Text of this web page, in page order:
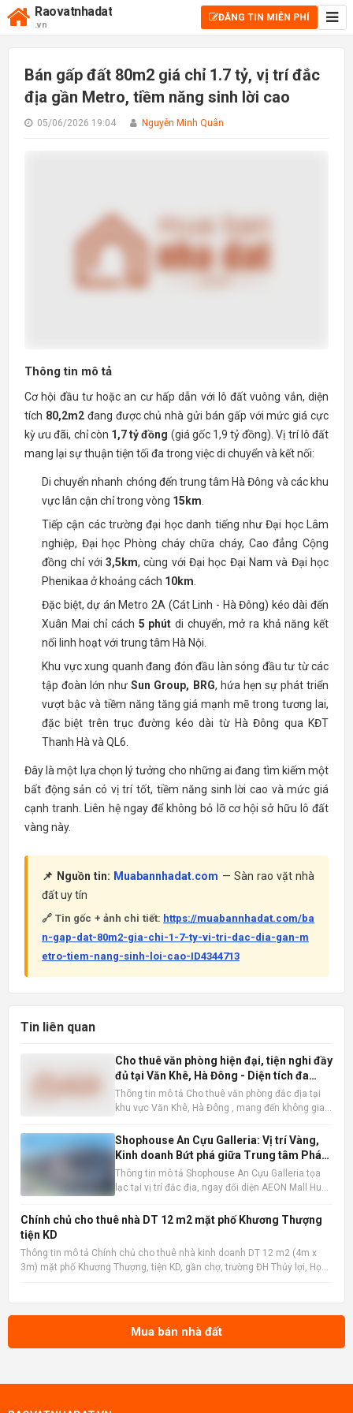
Raovatnhadat
.vn
ĐĂNG TIN MIỄN PHÍ
Bán gấp đất 80m2 giá chỉ 1.7 tỷ, vị trí đắc
địa gần Metro, tiềm năng sinh lời cao
05/06/2026 19:04 Nguyễn Minh Quân
Thông tin mô tả
Cơ hội đầu tư hoặc an cư hấp dẫn với lô đất vuông vắn, diện
tích 80,2m2đang được chủ nhà gửi bán gấp với mức giá cực
kỳ ưu đãi, chỉ còn 1,7 tỷ đồng (giá gốc 1,9 tỷ đồng). Vị trí lô đất
mang lại sự thuận tiện tối đa trong việc di chuyển và kết nối:
Di chuyển nhanh chóng đến trung tâm Hà Đông và các khu
vực lân cận chỉ trong vòng 15km
Tiếp cận các trường đại học danh tiếng như Đại học Lâm
nghiệp, Đại học Phòng cháy chữa cháy, Cao đẳng Cộng
đồng chỉ với 3,5km, cùng với Đại học Đại Nam và Đại học
Phenikaa ở khoảng cách 10km
Đặc biệt, dự án Metro 2A (Cát Linh - Hà Đông) kéo dài đến
Xuân Mai chỉ cách 5 phút di chuyển, mở ra khả năng kết
nối linh hoạt với trung tâm Hà Nội.
Khu vực xung quanh đang đón đầu làn sóng đầu tư từ các
tập đoàn lớn nhưSun Group, BRG, hứa hẹn sự phát triển
vượt bậc và tiềm năng tăng giá mạnh mẽ trong tương lai,
đặc biệt trên trục đường kéo dài từ Hà Đông qua KĐT
Thanh Hà và QL6.
Đây là một lựa chọn lý tưởng cho những ai đang tìm kiếm một
bất động sản có vị trí tốt, tiềm năng sinh lời cao và mức giá
cạnh tranh. Liên hệ ngay để không bỏ lỡ cơ hội sở hữu lô đất
vàng này.
📌 Nguồn tin: Muabannhadat.com — Sàn rao vặt nhà
đất uy tín
🔗 Tin gốc + ảnh chi tiết: https://muabannhadat.com/ba
n-gap-dat-80m2-gia-chi-1-7-ty-vi-tri-dac-dia-gan-m
etro-tiem-nang-sinh-loi-cao-ID4344713
Tin liên quan
Cho thuê văn phòng hiện đại, tiện nghi đầy
đủ tại Văn Khê, Hà Đông - Diện tích đa
dạng
Thông tin mô tả Cho thuê văn phòng đắc địa tại
khu vực Văn Khê, Hà Đông , mang đến không gian
Với diện tích linh hoạt từ 200m2, 300m2 đến
600m2, chúng tôi đáp ứng mọi nhu cầu về quy mô
Shophouse An Cựu Galleria: Vị trí Vàng,
Kinh doanh Bứt phá giữa Trung tâm Phát
triển Mới Huế
Thông tin mô tả Shophouse An Cựu Galleria tọa
lạc tại vị trí đắc địa, ngay đối diện AEON Mall Huế,
trung tâm mua sắm và giải trí sầm uất bậc nhất
thành phố. Với lưu lượng người qua lại lớn, đây là
Chính chủ cho thuê nhà DT 12 m2 mặt phố Khương Thượng
tiện KD
Thông tin mô tả Chính chủ cho thuê nhà kinh doanh DT 12 m2 (4m x
3m) mặt phố Khương Thượng, tiện KD, gần chợ, trường ĐH Thủy lợi, Học
Mua bán nhà đất